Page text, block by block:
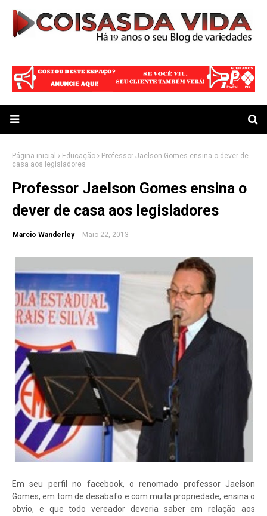
Página inicial Educação
Professor Jaelson Gomes ensina o dever de
casa aos legisladores
Professor Jaelson Gomes ensina o
dever de casa aos legisladores
Marcio Wanderley - Maio 22, 2013
Em seu perfil no facebook, o renomado professor Jaelson
Gomes, em tom de desabafo e com muita propriedade, ensina o
obvio, e que todo vereador deveria saber em relação aos